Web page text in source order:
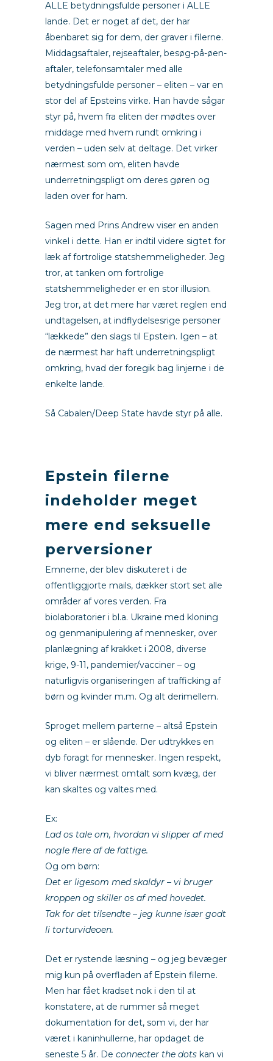
ALLE betydningsfulde personer i ALLE
lande. Det er noget af det, der har
åbenbaret sig for dem, der graver i filerne.
Middagsaftaler, rejseaftaler, besøg-på-øen-
aftaler, telefonsamtaler med alle
betydningsfulde personer – eliten – var en
stor del af Epsteins virke. Han havde sågar
styr på, hvem fra eliten der mødtes over
middage med hvem rundt omkring i
verden – uden selv at deltage. Det virker
nærmest som om, eliten havde
underretningspligt om deres gøren og
laden over for ham.
Sagen med Prins Andrew viser en anden
vinkel i dette. Han er indtil videre sigtet for
læk af fortrolige statshemmeligheder. Jeg
tror, at tanken om fortrolige
statshemmeligheder er en stor illusion.
Jeg tror, at det mere har været reglen end
undtagelsen, at indflydelsesrige personer
“lækkede” den slags til Epstein. Igen – at
de nærmest har haft underretningspligt
omkring, hvad der foregik bag linjerne i de
enkelte lande.
Så Cabalen/Deep State havde styr på alle.
Epstein filerne
indeholder meget
mere end seksuelle
perversioner
Emnerne, der blev diskuteret i de
offentliggjorte mails, dækker stort set alle
områder af vores verden. Fra
biolaboratorier i bl.a. Ukraine med kloning
og genmanipulering af mennesker, over
planlægning af krakket i 2008, diverse
krige, 9-11, pandemier/vacciner – og
naturligvis organiseringen af trafficking af
børn og kvinder m.m. Og alt derimellem.
Sproget mellem parterne – altså Epstein
og eliten – er slående. Der udtrykkes en
dyb foragt for mennesker. Ingen respekt,
vi bliver nærmest omtalt som kvæg, der
kan skaltes og valtes med.
Ex:
Lad os tale om, hvordan vi slipper af med
nogle flere af de fattige.
Og om børn:
Det er ligesom med skaldyr – vi bruger
kroppen og skiller os af med hovedet.
Tak for det tilsendte – jeg kunne især godt
li torturvideoen.
Det er rystende læsning – og jeg bevæger
mig kun på overfladen af Epstein filerne.
Men har fået kradset nok i den til at
konstatere, at de rummer så meget
dokumentation for det, som vi, der har
været i kaninhullerne, har opdaget de
seneste 5 år. De connecter the dots kan vi